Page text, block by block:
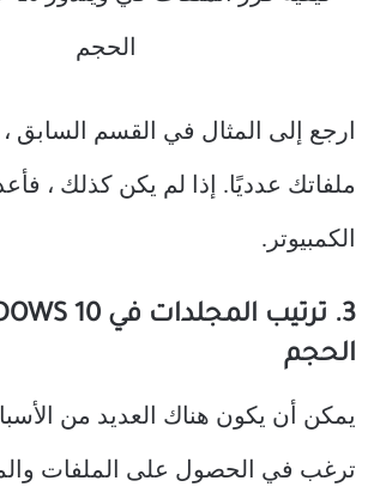
ارجع إلى المثال في القسم
ملفاتك عدديًا. إذا لم يكن كذلك ،
الكمبيوتر.
الحجم
يمكن أن يكون هناك العديد من
ترغب في الحصول على الملفات